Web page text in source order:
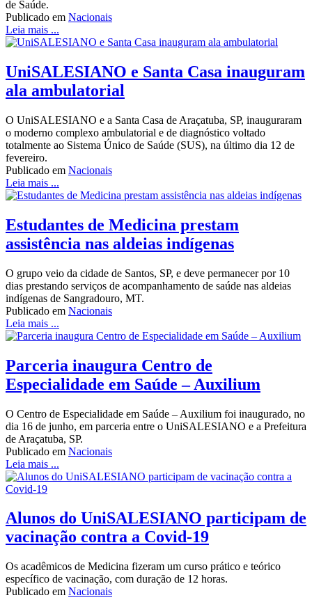
de Saúde.
Publicado em Nacionais
Leia mais ...
UniSALESIANO e Santa Casa inauguram
ala ambulatorial
O UniSALESIANO e a Santa Casa de Araçatuba, SP, inauguraram
o moderno complexo ambulatorial e de diagnóstico voltado
totalmente ao Sistema Único de Saúde (SUS), na último dia 12 de
fevereiro.
Publicado em Nacionais
Leia mais ...
Estudantes de Medicina prestam
assistência nas aldeias indígenas
O grupo veio da cidade de Santos, SP, e deve permanecer por 10
dias prestando serviços de acompanhamento de saúde nas aldeias
indígenas de Sangradouro, MT.
Publicado em Nacionais
Leia mais ...
Parceria inaugura Centro de
Especialidade em Saúde – Auxilium
O Centro de Especialidade em Saúde – Auxilium foi inaugurado, no
dia 16 de junho, em parceria entre o UniSALESIANO e a Prefeitura
de Araçatuba, SP.
Publicado em Nacionais
Leia mais ...
Alunos do UniSALESIANO participam de
vacinação contra a Covid-19
Os acadêmicos de Medicina fizeram um curso prático e teórico
específico de vacinação, com duração de 12 horas.
Publicado em Nacionais